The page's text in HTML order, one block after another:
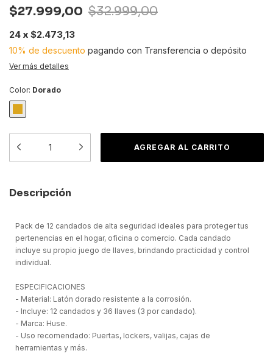
$27.999,00 $32.999,00
24 x $2.473,13
10% de descuento pagando con Transferencia o depósito
Ver más detalles
Color: Dorado
Descripción
Pack de 12 candados de alta seguridad ideales para proteger tus
pertenencias en el hogar, oficina o comercio. Cada candado
incluye su propio juego de llaves, brindando practicidad y control
individual.
ESPECIFICACIONES
- Material: Latón dorado resistente a la corrosión.
- Incluye: 12 candados y 36 llaves (3 por candado).
- Marca: Huse.
- Uso recomendado: Puertas, lockers, valijas, cajas de
herramientas y más.